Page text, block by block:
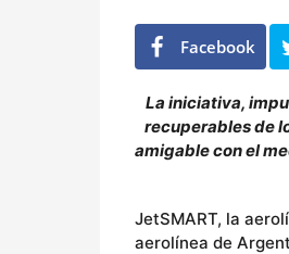
Facebook
La iniciativa,
recuperables de
amigable con el
JetSMART, la
aerolínea de